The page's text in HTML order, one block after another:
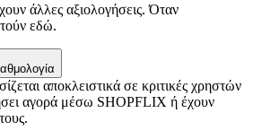
άλλες αξιολογήσεις. Όταν
εδώ.
αποκλειστικά σε κριτικές χρηστών
αγορά μέσω SHOPFLIX ή έχουν